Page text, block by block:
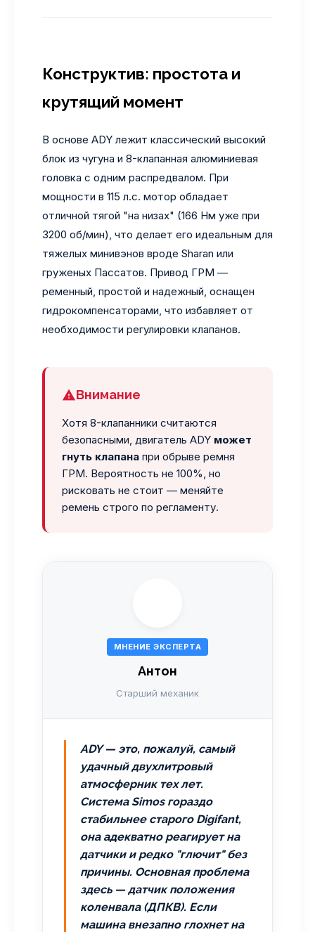
Конструктив: простота и
крутящий момент
В основе ADY лежит классический высокий
блок из чугуна и 8-клапанная алюминиевая
головка с одним распредвалом. При
мощности в 115 л.с. мотор обладает
отличной тягой "на низах" (166 Нм уже при
3200 об/мин), что делает его идеальным для
тяжелых минивэнов вроде Sharan или
груженых Пассатов. Привод ГРМ —
ременный, простой и надежный, оснащен
гидрокомпенсаторами, что избавляет от
необходимости регулировки клапанов.
Внимание
Хотя 8-клапанники считаются
безопасными, двигатель ADY может
гнуть клапана при обрыве ремня
ГРМ. Вероятность не 100%, но
рисковать не стоит — меняйте
ремень строго по регламенту.
МНЕНИЕ ЭКСПЕРТА
Антон
Старший механик
ADY — это, пожалуй, самый
удачный двухлитровый
атмосферник тех лет.
Система Simos гораздо
стабильнее старого Digifant,
она адекватно реагирует на
датчики и редко "глючит" без
причины. Основная проблема
здесь — датчик положения
коленвала (ДПКВ). Если
машина внезапно глохнет на